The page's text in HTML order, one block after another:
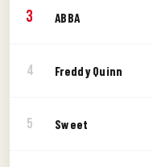
3 ABBA
4 Freddy Quinn
5 Sweet